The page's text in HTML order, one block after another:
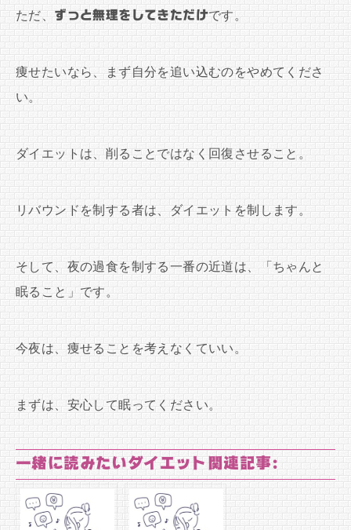
ただ、 ずっと無理をしてきただけです。
痩せたいなら、まず自分を追い込むのをやめてくださ
い。
ダイエットは、削ることではなく回復させること。
リバウンドを制する者は、ダイエットを制します。
そして、夜の過食を制する一番の近道は、「ちゃんと
眠ること」です。
今夜は、痩せることを考えなくていい。
まずは、安心して眠ってください。
一緒に読みたいダイエット関連記事: